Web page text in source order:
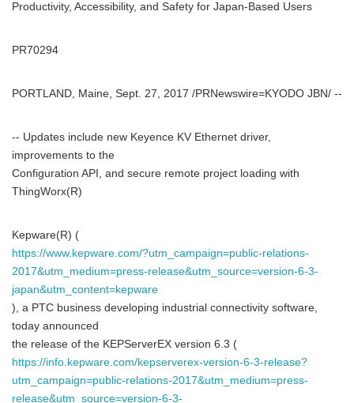
Productivity, Accessibility, and Safety for Japan-Based Users
PR70294
PORTLAND, Maine, Sept. 27, 2017 /PRNewswire=KYODO JBN/ --
-- Updates include new Keyence KV Ethernet driver,
improvements to the
Configuration API, and secure remote project loading with
ThingWorx(R)
Kepware(R) (
https://www.kepware.com/?utm_campaign=public-relations-
2017&utm_medium=press-release&utm_source=version-6-3-
japan&utm_content=kepware
), a PTC business developing industrial connectivity software,
today announced
the release of the KEPServerEX version 6.3 (
https://info.kepware.com/kepserverex-version-6-3-release?
utm_campaign=public-relations-2017&utm_medium=press-
release&utm_source=version-6-3-